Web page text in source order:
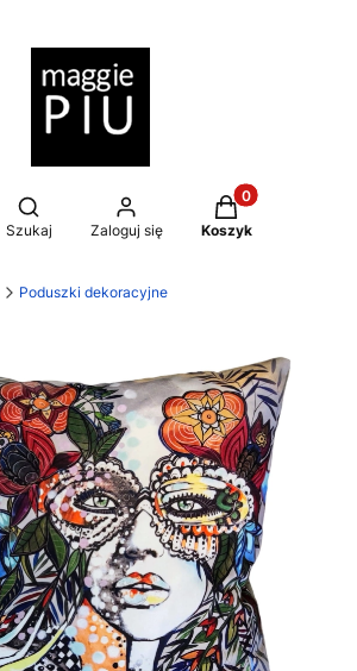
Otwórz wyszukiwarkę
Szukaj Zaloguj się
Produkty w
Koszyk
Poduszki dekoracyjne